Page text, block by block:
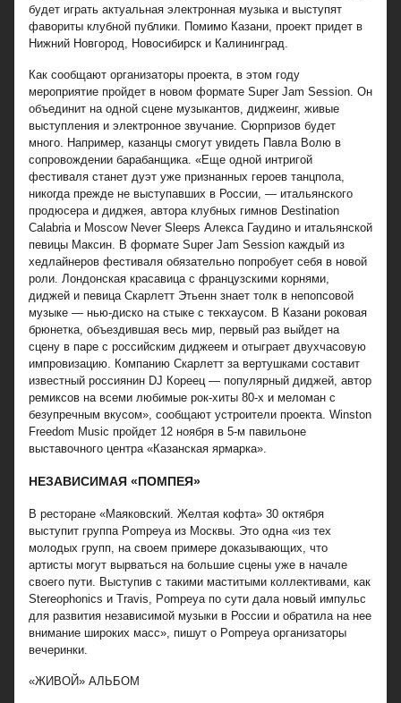
будет играть актуальная электронная музыка и выступят
фавориты клубной публики. Помимо Казани, проект придет в
Нижний Новгород, Новосибирск и Калининград.
Как сообщают организаторы проекта, в этом году
мероприятие пройдет в новом формате Super Jam Session. Он
объединит на одной сцене музыкантов, диджеинг, живые
выступления и электронное звучание. Сюрпризов будет
много. Например, казанцы смогут увидеть Павла Волю в
сопровождении барабанщика. «Еще одной интригой
фестиваля станет дуэт уже признанных героев танцпола,
никогда прежде не выступавших в России, — итальянского
продюсера и диджея, автора клубных гимнов Destination
Calabria и Moscow Never Sleeps Алекса Гаудино и итальянской
певицы Максин. В формате Super Jam Session каждый из
хедлайнеров фестиваля обязательно попробует себя в новой
роли. Лондонская красавица с французскими корнями,
диджей и певица Скарлетт Этьенн знает толк в непопсовой
музыке — нью-диско на стыке с текхаусом. В Казани роковая
брюнетка, объездившая весь мир, первый раз выйдет на
сцену в паре с российским диджеем и отыграет двухчасовую
импровизацию. Компанию Скарлетт за вертушками составит
известный россиянин DJ Кореец — популярный диджей, автор
ремиксов на всеми любимые рок-хиты 80-х и меломан с
безупречным вкусом», сообщают устроители проекта. Winston
Freedom Music пройдет 12 ноября в 5-м павильоне
выставочного центра «Казанская ярмарка».
НЕЗАВИСИМАЯ «ПОМПЕЯ»
В ресторане «Маяковский. Желтая кофта» 30 октября
выступит группа Pompeya из Москвы. Это одна «из тех
молодых групп, на своем примере доказывающих, что
артисты могут вырваться на большие сцены уже в начале
своего пути. Выступив с такими маститыми коллективами, как
Stereophonics и Travis, Pompeya по сути дала новый импульс
для развития независимой музыки в России и обратила на нее
внимание широких масс», пишут о Pompeya организаторы
вечеринки.
«ЖИВОЙ» АЛЬБОМ